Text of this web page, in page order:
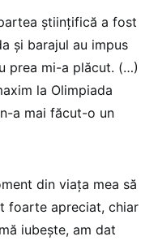
ştiinţifică a fost
şi barajul au impus
prea mi-a plăcut. (…)
la Olimpiada
a mai făcut-o un
din viaţa mea să
foarte apreciat, chiar
iubeşte, am dat